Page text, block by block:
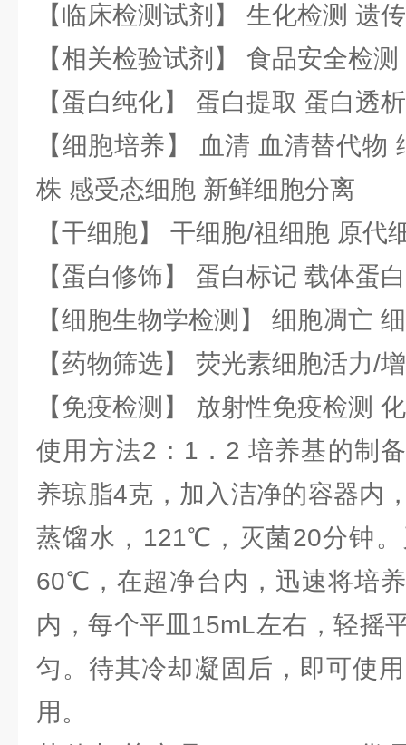
【临床检测试剂】 生化检测 遗
【相关检验试剂】 食品安全检
【蛋白纯化】 蛋白提取 蛋白透
【细胞培养】 血清 血清替代物
株 感受态细胞 新鲜细胞分离
【干细胞】 干细胞/祖细胞 原代
【蛋白修饰】 蛋白标记 载体蛋
【细胞生物学检测】 细胞凋亡
【药物筛选】 荧光素细胞活力/
【免疫检测】 放射性免疫检测
使用方法2：1．2 培养基的制
养琼脂4克，加入洁净的容器内
蒸馏水，121℃，灭菌20分钟
60℃，在超净台内，迅速将培
内，每个平皿15mL左右，轻摇
匀。待其冷却凝固后，即可使
用。